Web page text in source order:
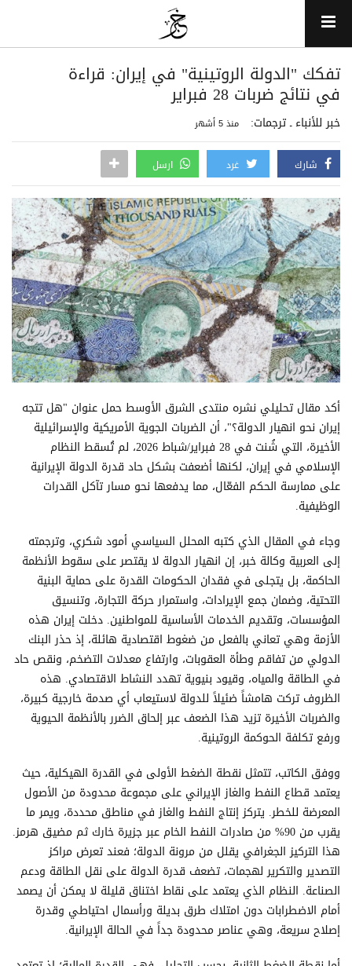
تفكك "الدولة الروتينية" في إيران: قراءة
في نتائج ضربات 28 فبراير
خبر للأنباء ـ ترجمات: منذ 5 أشهر
شارك غرد ارسل
أكد مقال تحليلي نشره منتدى الشرق الأوسط حمل عنوان "هل تتجه
إيران نحو انهيار الدولة؟"، أن الضربات الجوية الأمريكية والإسرائيلية
الأخيرة، التي شُنت في 28 فبراير/شباط 2026، لم تُسقط النظام
الإسلامي في إيران، لكنها أضعفت بشكل حاد قدرة الدولة الإيرانية
على ممارسة الحكم الفعّال، مما يدفعها نحو مسار تآكل القدرات
الوظيفية.
وجاء في المقال الذي كتبه المحلل السياسي أمود شكري، وترجمته
إلى العربية وكالة خبر، إن انهيار الدولة لا يقتصر على سقوط الأنظمة
الحاكمة، بل يتجلى في فقدان الحكومات القدرة على حماية البنية
التحتية، وضمان جمع الإيرادات، واستمرار حركة التجارة، وتنسيق
المؤسسات، وتقديم الخدمات الأساسية للمواطنين. دخلت إيران هذه
الأزمة وهي تعاني بالفعل من ضغوط اقتصادية هائلة، إذ حذر البنك
الدولي من تفاقم وطأة العقوبات، وارتفاع معدلات التضخم، ونقص حاد
في الطاقة والمياه، وقيود بنيوية تهدد النشاط الاقتصادي. هذه
الظروف تركت هامشاً ضئيلاً للدولة لاستيعاب أي صدمة خارجية كبيرة،
والضربات الأخيرة تزيد هذا الضعف عبر إلحاق الضرر بالأنظمة الحيوية
ورفع تكلفة الحوكمة الروتينية.
ووفق الكاتب، تتمثل نقطة الضغط الأولى في القدرة الهيكلية، حيث
يعتمد قطاع النفط والغاز الإيراني على مجموعة محدودة من الأصول
المعرضة للخطر. يتركز إنتاج النفط والغاز في مناطق محددة، ويمر ما
يقرب من 90% من صادرات النفط الخام عبر جزيرة خارك ثم مضيق هرمز.
هذا التركيز الجغرافي يقلل من مرونة الدولة؛ فعند تعرض مراكز
التصدير والتكرير لهجمات، تضعف قدرة الدولة على نقل الطاقة ودعم
الصناعة. النظام الذي يعتمد على نقاط اختناق قليلة لا يمكن أن يصمد
أمام الاضطرابات دون امتلاك طرق بديلة ورأسمال احتياطي وقدرة
إصلاح سريعة، وهي عناصر محدودة جداً في الحالة الإيرانية.